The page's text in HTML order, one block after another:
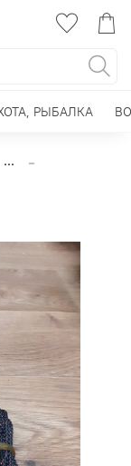
РЫБАЛКА
...